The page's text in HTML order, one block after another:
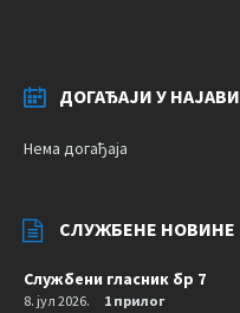
ДОГАЂАЈИ У НАЈАВИ
Нема догађаја
СЛУЖБЕНЕ НОВИНЕ
Службени гласник бр 7
8. јул 2026. 1 прилог